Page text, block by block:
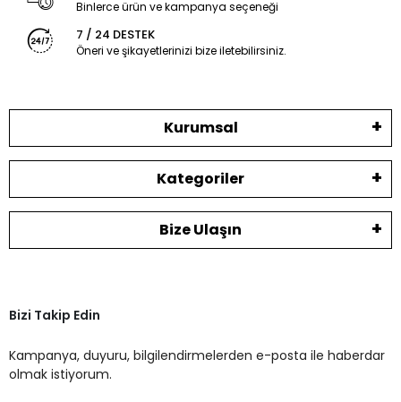
Binlerce ürün ve kampanya seçeneği
7 / 24 DESTEK
Öneri ve şikayetlerinizi bize iletebilirsiniz.
Kurumsal
Kategoriler
Bize Ulaşın
Bizi Takip Edin
Kampanya, duyuru, bilgilendirmelerden e-posta ile haberdar
olmak istiyorum.